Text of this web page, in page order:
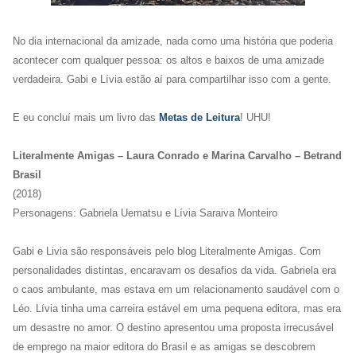
No dia internacional da amizade, nada como uma história que poderia
acontecer com qualquer pessoa: os altos e baixos de uma amizade
verdadeira. Gabi e Lívia estão aí para compartilhar isso com a gente.
E eu concluí mais um livro das Metas de Leitura! UHU!
Literalmente Amigas – Laura Conrado e Marina Carvalho – Betrand
Brasil
(2018)
Personagens: Gabriela Uematsu e Lívia Saraiva Monteiro
Gabi e Livia são responsáveis pelo blog Literalmente Amigas. Com
personalidades distintas, encaravam os desafios da vida. Gabriela era
o caos ambulante, mas estava em um relacionamento saudável com o
Léo. Lívia tinha uma carreira estável em uma pequena editora, mas era
um desastre no amor. O destino apresentou uma proposta irrecusável
de emprego na maior editora do Brasil e as amigas se descobrem